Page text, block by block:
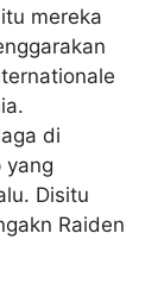
mereka
di
yang
Disitu
Raiden